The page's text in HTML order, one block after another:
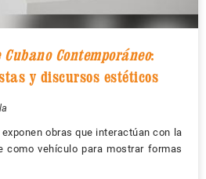
Contemporáneo:
y discursos estéticos
obras que interactúan con la
como vehículo para mostrar formas